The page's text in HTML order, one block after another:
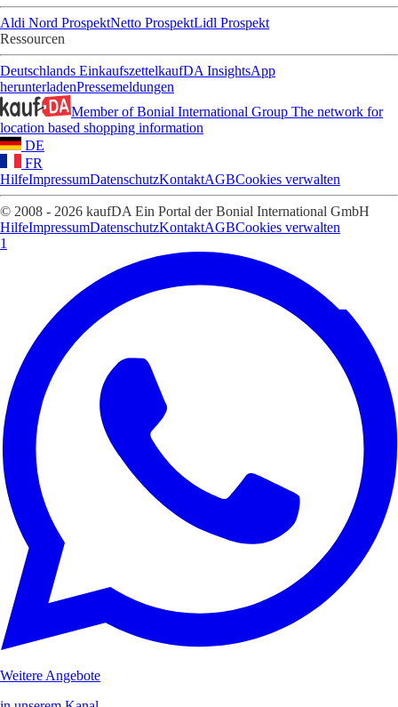
Aldi Nord ProspektNetto ProspektLidl Prospekt
Ressourcen
Deutschlands EinkaufszettelkaufDA InsightsApp
herunterladenPressemeldungen
Member of Bonial International Group The network for
location based shopping information
DE
FR
HilfeImpressumDatenschutzKontaktAGBCookies verwalten
© 2008 - 2026 kaufDA Ein Portal der Bonial International GmbH
HilfeImpressumDatenschutzKontaktAGBCookies verwalten
1
Weitere Angebote